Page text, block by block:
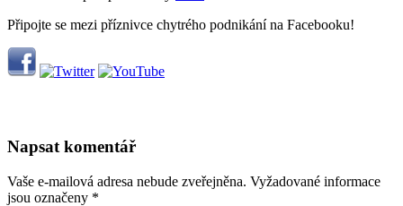
Připojte se mezi příznivce chytrého podnikání na Facebooku!
Napsat komentář
Vaše e-mailová adresa nebude zveřejněna. Vyžadované informace
jsou označeny *